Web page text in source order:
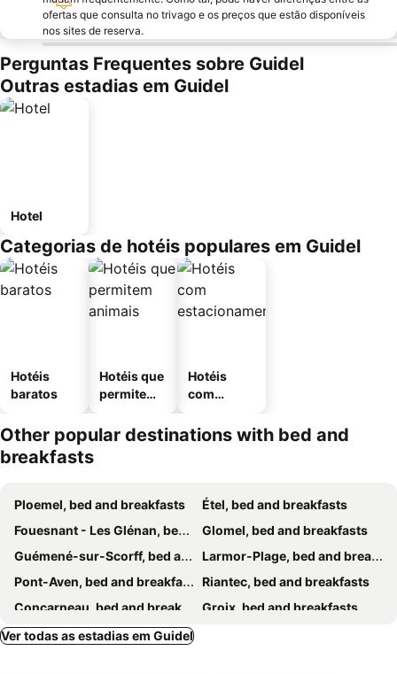
ofertas que consulta no trivago e os preços que estão disponíveis
nos sites de reserva.
Perguntas Frequentes sobre Guidel
Outras estadias em Guidel
Hotel
Categorias de hotéis populares em Guidel
Hotéis
baratos
Hotéis que
permitem
Hotéis
com
mento
Other popular destinations with bed and
breakfasts
Ploemel, bed and breakfasts
Étel, bed and breakfasts
Fouesnant - Les Glénan, bed and breakfasts
Glomel, bed and breakfasts
Guémené-sur-Scorff, bed and breakfasts
Larmor-Plage, bed and breakfasts
Pont-Aven, bed and breakfasts
Riantec, bed and breakfasts
Concarneau, bed and breakfasts
Groix, bed and breakfasts
Quimperlé, bed and breakfasts
Ver todas as estadias em Guidel